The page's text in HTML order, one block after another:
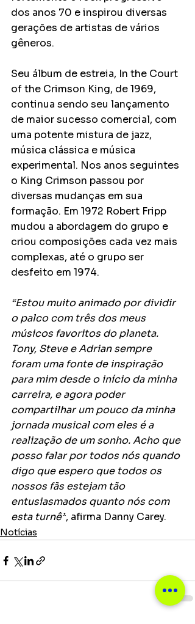
dos anos 70 e inspirou diversas
gerações de artistas de vários
gêneros.
Seu álbum de estreia, In the Court
of the Crimson King, de 1969,
continua sendo seu lançamento
de maior sucesso comercial, com
uma potente mistura de jazz,
música clássica e música
experimental. Nos anos seguintes
o King Crimson passou por
diversas mudanças em sua
formação. Em 1972 Robert Fripp
mudou a abordagem do grupo e
criou composições cada vez mais
complexas, até o grupo ser
desfeito em 1974.
“Estou muito animado por dividir
o palco com três dos meus
músicos favoritos do planeta.
Tony, Steve e Adrian sempre
foram uma fonte de inspiração
para mim desde o início da minha
carreira, e agora poder
compartilhar um pouco da minha
jornada musical com eles é a
realização de um sonho. Acho que
posso falar por todos nós quando
digo que espero que todos os
nossos fãs estejam tão
entusiasmados quanto nós com
esta turnê”, afirma Danny Carey.
Notícias